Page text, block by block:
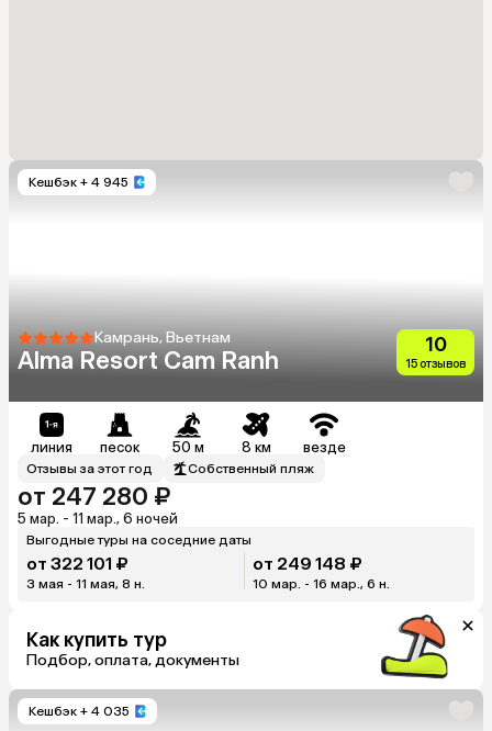
Кешбэк + 4 945
Камрань, Вьетнам
Alma Resort Cam Ranh
10
15 отзывов
линия песок 50 м 8 км везде
Отзывы за этот год Собственный пляж
от 247 280 ₽
5 мар. - 11 мар., 6 ночей
Выгодные туры на соседние даты
от 322 101 ₽
3 мая - 11 мая, 8 н.
от 249 148 ₽
10 мар. - 16 мар., 6 н.
Как купить тур
Подбор, оплата, документы
Кешбэк + 4 035